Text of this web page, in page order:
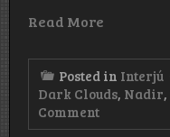
Read More
Posted in Interjú
Dark Clouds, Nadir,
Commenton
”